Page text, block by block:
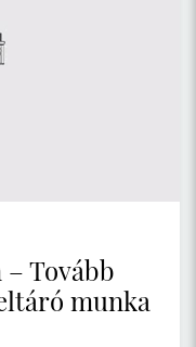
Tovább
munka